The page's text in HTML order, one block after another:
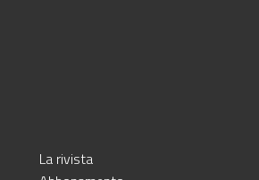
La rivista